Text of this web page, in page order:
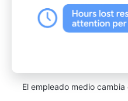
El empleado medio